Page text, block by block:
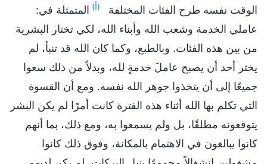
الوقت نفسه طرح الفئات المختلفة
(أ) المتمثلة في:
عاملي الخدمة وشعب الله وأبناء الله، لكي تختار البشرية
من بين هذه الفئات. وبالطبع، وكما كان الله قد تنبأ، لم
يختر أحد أن يصبح عاملَ خدمةٍ لله، وبدلاً من ذلك سعوا
جميعًا إلى أن يتخذوا جوهر الله نفسه. ومع أن القسوة
التي تكلم بها الله أثناء هذه الفترة كانت أمرًا لم يكن البشر
يتوقعونه مطلقًا، بل ولم يسمعوا به، ومع ذلك، بما أنهم
كانوا يبالغون في الاهتمام بالمكانة، وفوق ذلك كانوا